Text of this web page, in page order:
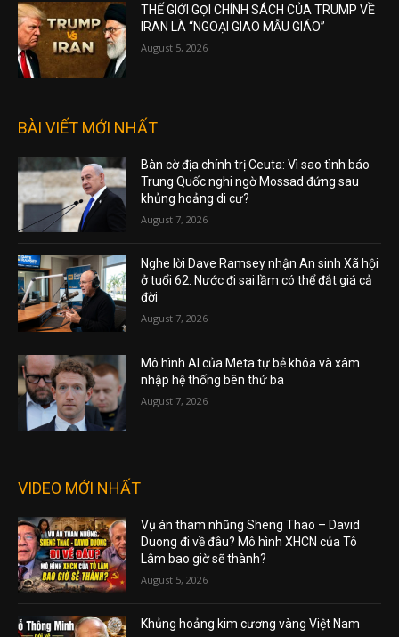
THẾ GIỚI GỌI CHÍNH SÁCH CỦA TRUMP VỀ
IRAN LÀ “NGOẠI GIAO MẪU GIÁO”
August 5, 2026
BÀI VIẾT MỚI NHẤT
Bàn cờ địa chính trị Ceuta: Vì sao tình báo
Trung Quốc nghi ngờ Mossad đứng sau
khủng hoảng di cư?
August 7, 2026
Nghe lời Dave Ramsey nhận An sinh Xã hội
ở tuổi 62: Nước đi sai lầm có thể đắt giá cả
đời
August 7, 2026
Mô hình AI của Meta tự bẻ khóa và xâm
nhập hệ thống bên thứ ba
August 7, 2026
VIDEO MỚI NHẤT
Vụ án tham nhũng Sheng Thao – David
Duong đi về đâu? Mô hình XHCN của Tô
Lâm bao giờ sẽ thành?
August 5, 2026
Khủng hoảng kim cương vàng Việt Nam